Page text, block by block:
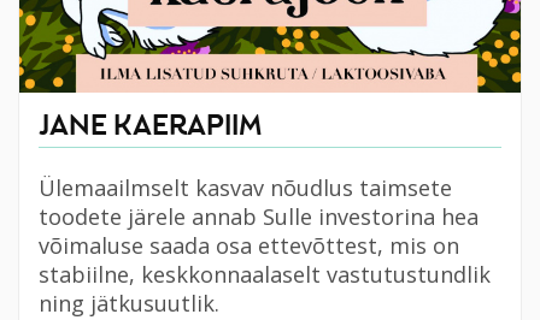
JANE KAERAPIIM
Ülemaailmselt kasvav nõudlus taimsete
toodete järele annab Sulle investorina hea
võimaluse saada osa ettevõttest, mis on
stabiilne, keskkonnaalaselt vastutustundlik
ning jätkusuutlik.